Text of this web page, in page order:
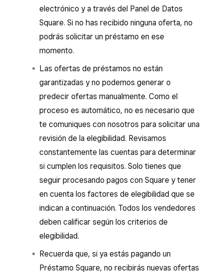
electrónico y a través del Panel de Datos
Square. Si no has recibido ninguna oferta, no
podrás solicitar un préstamo en ese
momento.
Las ofertas de préstamos no están
garantizadas y no podemos generar o
predecir ofertas manualmente. Como el
proceso es automático, no es necesario que
te comuniques con nosotros para solicitar una
revisión de la elegibilidad. Revisamos
constantemente las cuentas para determinar
si cumplen los requisitos. Solo tienes que
seguir procesando pagos con Square y tener
en cuenta los factores de elegibilidad que se
indican a continuación. Todos los vendedores
deben calificar según los criterios de
elegibilidad.
Recuerda que, si ya estás pagando un
Préstamo Square, no recibirás nuevas ofertas